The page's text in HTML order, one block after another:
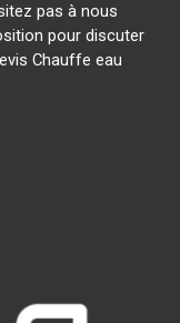
pas à nous
pour discuter
Chauffe eau